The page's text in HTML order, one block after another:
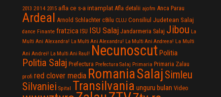
2013 2014 2015 afla ce s-a intamplat Afla detalii ajofm Anca Parau
Ardeal Arnold Schlachter c8ilu CLUJ Consiliul Judetean Salaj
dance Finante fratzica ISU ISU Salaj Jandarmeria Salaj Jibou La
Multi Ani Alexandra! La Multi Ani Alexandru! La Multi Ani Andreea! La Multi
Ani Andrei! La Multi Ani Raul! Necunoscut Politia
Politia Salaj Prefectura Prefectura Salaj Primaria Primaria Zalau
profi red clover media RomaniaSalaj Simleu
Silvaniei Spital Transilvania unguru bulan Video